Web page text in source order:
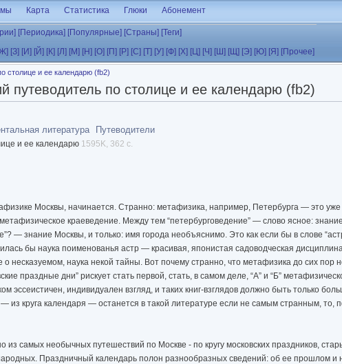
Карта Статистика Глюки Абонемент
[Периодика] [Популярные] [Страны] [Теги]
[З] [И] [Й] [К] [Л] [М] [Н] [О] [П] [Р] [С] [Т] [У] [Ф] [Х] [Ц] [Ч] [Ш] [Щ] [Э] [Ю] [Я] [Прочее]
столице и ее календарю (fb2)
путеводитель по столице и ее календарю (fb2)
литература Путеводители
и ее календарю 1595K, 362 с.
Москвы, начинается. Странно: метафизика, например, Петербурга — это уже
краеведение. Между тем “петербурговедение” — слово ясное:
— знание Москвы, и только: имя города необъяснимо. Это как если бы в слове
бы наука поименованья астр — красивая, японистая садоводческая
о несказуемом, наука некой тайны. Вот почему странно, что метафизика до сих пор
праздные дни” рискует стать первой, стать, в самом деле, “А” и “Б”
эссеистичен, индивидуален взгляд, и таких книг-взглядов должно быть только
из круга календаря — останется в такой литературе если не самым странным,
из самых необычных путешествий по Москве - по кругу московских праздников,
Праздничный календарь полон разнообразных сведений: об ее прошлом и